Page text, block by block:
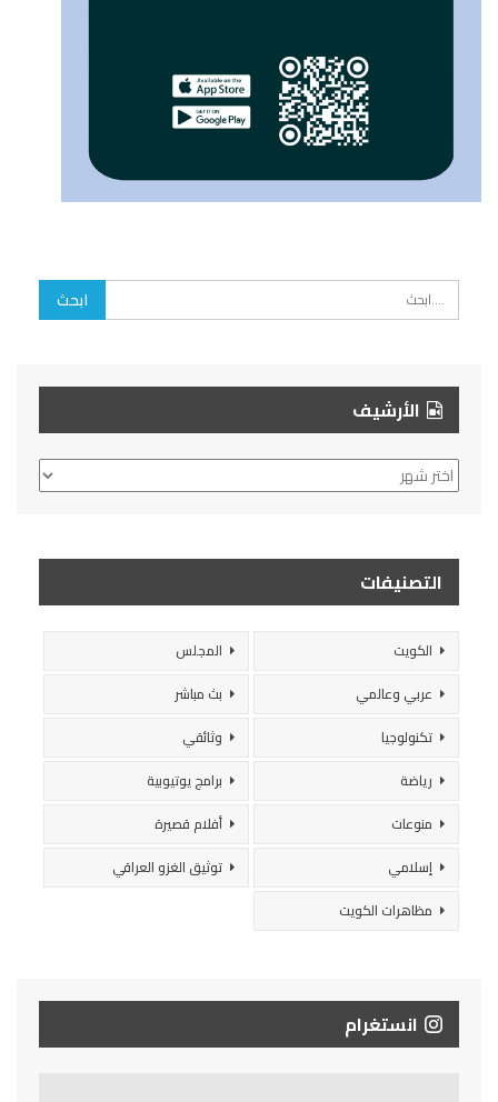
الأرشيف
الأرشيف
التصنيفات
الكويت
المجلس
عربي وعالمي
بث مباشر
تكنولوجيا
وثائقي
رياضة
برامج يوتيوبية
منوعات
أفلام قصيرة
إسلامي
توثيق الغزو العراقي
مظاهرات الكويت
انستغرام